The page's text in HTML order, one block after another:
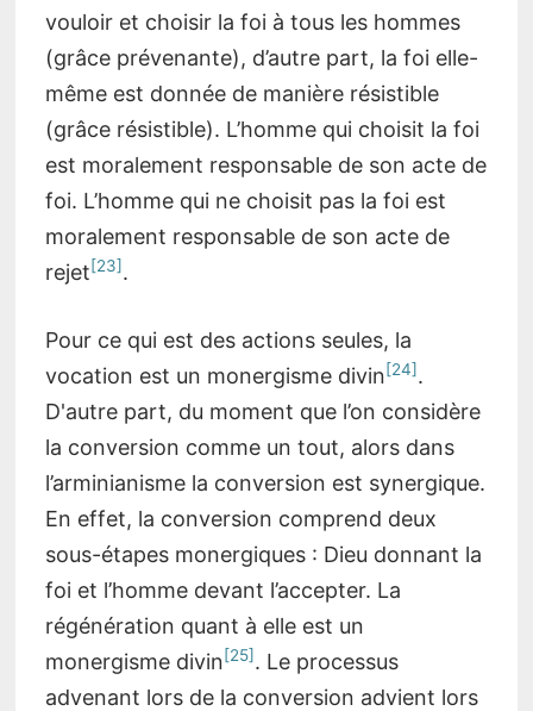
vouloir et choisir la foi à tous les hommes
(grâce prévenante), d’autre part, la foi elle-
même est donnée de manière résistible
(grâce résistible). L’homme qui choisit la foi
est moralement responsable de son acte de
foi. L’homme qui ne choisit pas la foi est
moralement responsable de son acte de
rejet[23].
Pour ce qui est des actions seules, la
vocation est un monergisme divin[24].
D'autre part, du moment que l’on considère
la conversion comme un tout, alors dans
l’arminianisme la conversion est synergique.
En effet, la conversion comprend deux
sous-étapes monergiques : Dieu donnant la
foi et l’homme devant l’accepter. La
régénération quant à elle est un
monergisme divin[25]. Le processus
advenant lors de la conversion advient lors